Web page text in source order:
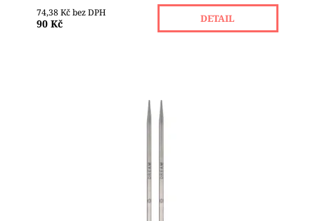
74,38 Kč bez DPH
90 Kč DETAIL
Vyměnitelné jehlice z kolekce KnitPro Mindful
Skladem 1
KNIT PRO